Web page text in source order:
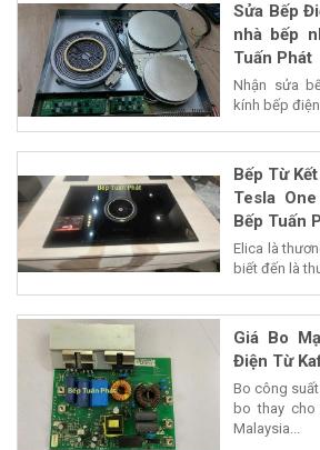
Sửa Bếp
nhà bếp
Tuấn Phát
Nhận sửa
kính bếp
Bếp Từ
Tesla
Bếp Tuấn
Elica là
biết đến là
Giá Bo
Điện Từ
Bo công
bo thay
Malaysia...